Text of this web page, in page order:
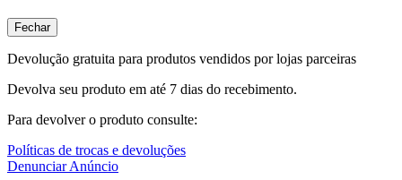
Fechar
Devolução gratuita para produtos vendidos por lojas parceiras
Devolva seu produto em até 7 dias do recebimento.
Para devolver o produto consulte:
Políticas de trocas e devoluções
Denunciar Anúncio